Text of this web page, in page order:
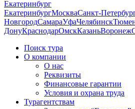
Екатеринбург
ЕкатеринбургМоскваСанкт-
НовгородСамараУфаЧелябинск
ДонуКраснодарОмскКазаньВоронеж
Поиск тура
О компании
О нас
Реквизиты
Финансовые гарантии
Условия и охрана труда
Турагентствам